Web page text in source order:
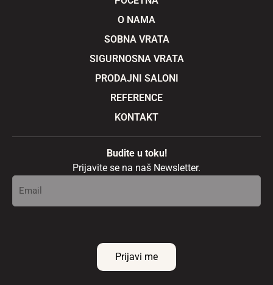
O NAMA
SOBNA VRATA
SIGURNOSNA VRATA
PRODAJNI SALONI
REFERENCE
KONTAKT
Budite u toku!
Prijavite se na naš Newsletter.
Prijavi me